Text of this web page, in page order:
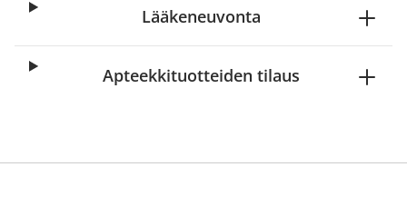
Lääkeneuvonta
Apteekkituotteiden tilaus